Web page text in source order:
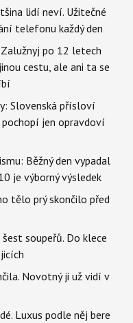
lidí neví. Užitečné
telefonu každý den
Zalužnyj po 12 letech
cestu, ale ani ta se
Slovenská přísloví
jen opravdoví
Běžný den vypadal
je výborný výsledek
tělo prý skončilo před
soupeřů. Do klece
Novotný ji už vidí v
Luxus podle něj bere